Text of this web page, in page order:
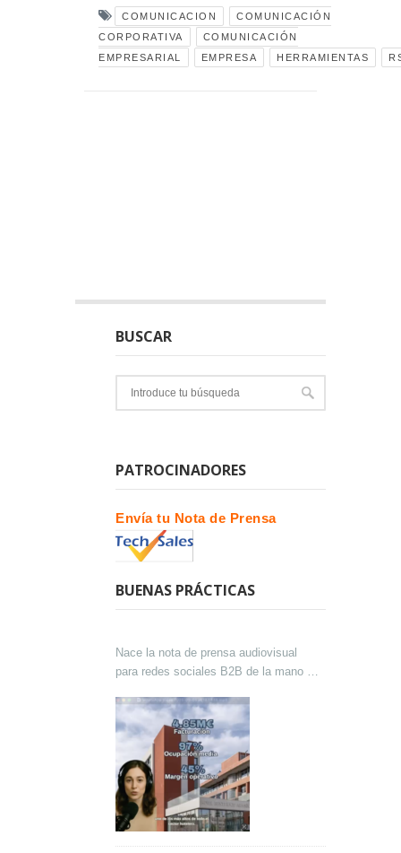
COMUNICACION
COMUNICACIÓN
CORPORATIVA
COMUNICACIÓN
EMPRESARIAL
EMPRESA HERRAMIENTAS
BUSCAR
PATROCINADORES
Envía tu Nota de Prensa
BUENAS PRÁCTICAS
Nace la nota de prensa audiovisual
para redes sociales B2B de la mano de